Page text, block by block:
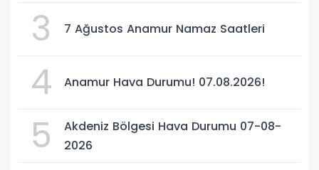
3 7 Ağustos Anamur Namaz Saatleri
4 Anamur Hava Durumu! 07.08.2026!
5
Akdeniz Bölgesi Hava Durumu 07-08-
2026